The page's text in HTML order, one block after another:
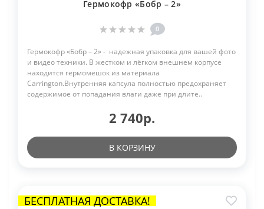
Гермокофр «Бобр – 2»
0
Гермокофр «Бобр – 2» - надежная упаковка для вашей фото
и видео техники. В жестком и лёгком внешнем корпусе
находится гермомешок из материала
Carrington.Внутренняя капсула полностью предохраняет
содержимое от попадания влаги даже при длите..
2 740р.
В КОРЗИНУ
БЕСПЛАТНАЯ ДОСТАВКА!